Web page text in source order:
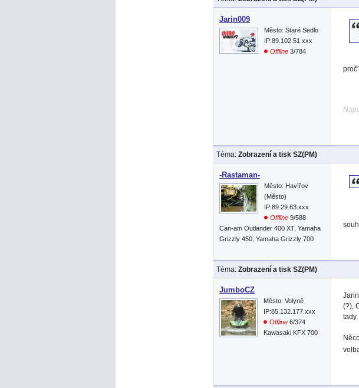
Jarin009
Město: Staré Sedlo
IP:89.102.51.xxx
Offline 3/784
Téma: Zobrazení a tisk SZ(PM)
-Rastaman-
Město: Havířov
(Město)
IP:89.29.63.xxx
Offline 9/588
Can-am Outlander 400 XT, Yamaha
Grizzly 450, Yamaha Grizzly 700
Téma: Zobrazení a tisk SZ(PM)
JumboCZ
Město: Volyně
IP:85.132.177.xxx
Offline 6/374
Kawasaki KFX 700
(?),
tady.